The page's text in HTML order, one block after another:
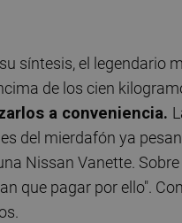
síntesis, el legendario
de los cien
a conveniencia.
del mierdafón ya
Nissan Vanette.
que pagar por ello".